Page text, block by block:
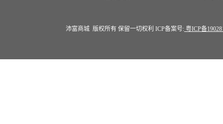
沛富商城 版权所有 保留一切权利 ICP备案号: 粤ICP备